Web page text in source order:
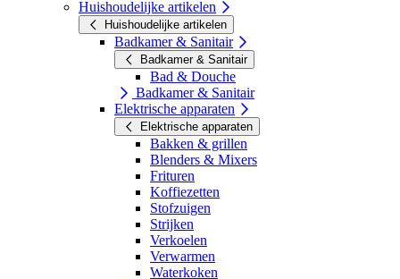
Huishoudelijke artikelen
Huishoudelijke artikelen
Badkamer & Sanitair
Badkamer & Sanitair
Bad & Douche
Badkamer & Sanitair
Elektrische apparaten
Elektrische apparaten
Bakken & grillen
Blenders & Mixers
Frituren
Koffiezetten
Stofzuigen
Strijken
Verkoelen
Verwarmen
Waterkoken